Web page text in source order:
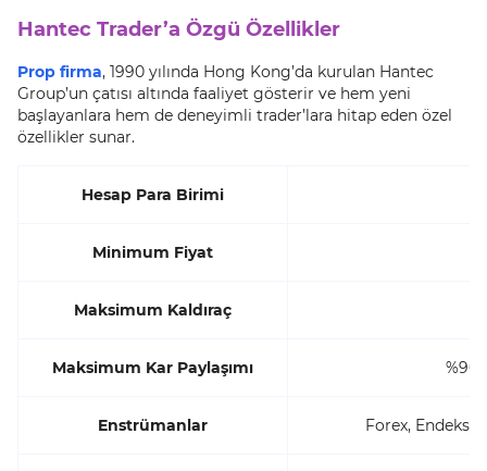
Hantec Trader’a Özgü Özellikler
Prop firma, 1990 yılında Hong Kong’da kurulan Hantec
Group’un çatısı altında faaliyet gösterir ve hem yeni
başlayanlara hem de deneyimli trader’lara hitap eden özel
özellikler sunar.
Hesap Para Birimi
Minimum Fiyat
Maksimum Kaldıraç
Maksimum Kar Paylaşımı
Enstrümanlar Forex,